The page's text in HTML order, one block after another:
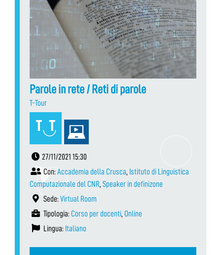
Parole in rete / Reti di parole
T-Tour
27/11/2021 15:30
Con: Accademia della Crusca, Istituto di Linguistica
Computazionale del CNR, Speaker in definizone
Sede: Virtual Room
Tipologia: Corso per docenti, Online
Lingua: Italiano